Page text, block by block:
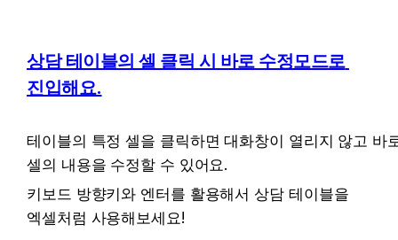
상담 테이블의 셀 클릭 시 바로 수정모드로
진입해요.
테이블의 특정 셀을 클릭하면 대화창이 열리지 않고 바
셀의 내용을 수정할 수 있어요.
키보드 방향키와 엔터를 활용해서 상담 테이블을
엑셀처럼 사용해보세요!